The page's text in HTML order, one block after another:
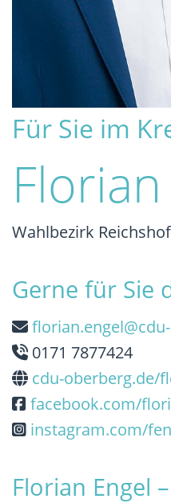
Für Sie im
Wahlbezirk
Gerne für Sie
0171 7877424
cdu-oberberg.de/
facebook.com/
instagram.com/
Florian Engel